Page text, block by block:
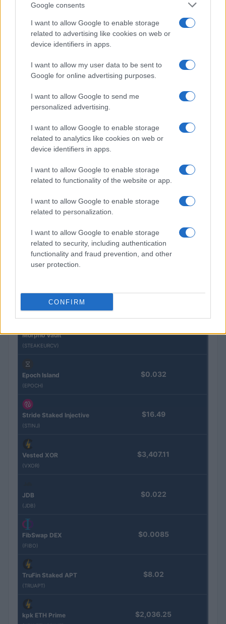
Google consents
I want to allow Google to enable storage
related to advertising like cookies on web or
device identifiers in apps.
I want to allow my user data to be sent to
Google for online advertising purposes.
I want to allow Google to send me
personalized advertising.
I want to allow Google to enable storage
related to analytics like cookies on web or
device identifiers in apps.
I want to allow Google to enable storage
related to functionality of the website or app.
I want to allow Google to enable storage
related to personalization.
I want to allow Google to enable storage
related to security, including authentication
functionality and fraud prevention, and other
user protection.
CONFIRM
Petrolio in calo: Brent a 91,82$, ribassi a due cifre per greggio
Andrea Innocenti · 5 Ago 2026
QUOTAZIONI CRYPTO
Nome Prezzo
Eureka Bridged PAX
Gold (Terra
(PAXG)
$4,187.30
Morpho Vault
(STEAKEURCV)
Epoch Island
(EPOCH)
$0.032
Stride Staked Injective
(STINJ)
$16.49
Vested XOR
(VXOR)
$3,407.11
JDB
(JDB)
$0.022
FibSwap DEX
(FIBO)
$0.0085
TruFin Staked APT
(TRUAPT)
$8.02
kpk ETH Prime $2,036.25